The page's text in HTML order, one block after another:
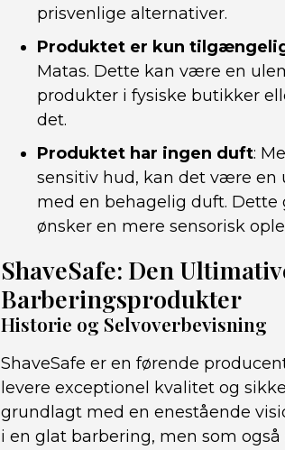
prisvenlige alternativer.
Produktet er kun
Matas. Dette kan være en
produkter i fysiske butikker
det.
Produktet har ingen duft:
sensitiv hud, kan det være
med en behagelig duft.
ønsker en mere sensorisk
ShaveSafe: Den
Barberingsprodukter
Historie og Selvoverbevisning
ShaveSafe er en førende
levere exceptionel kvalitet og
grundlagt med en enestående
i en glat barbering, men som